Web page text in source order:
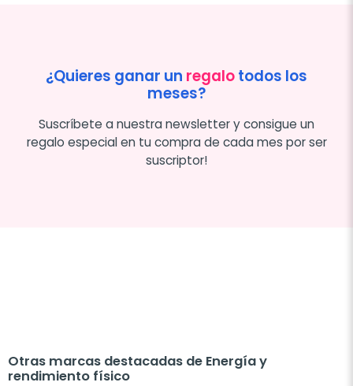
¿Quieres ganar un regalotodos los
meses?
Suscríbete a nuestra newsletter y consigue un
regalo especial en tu compra de cada mes por ser
suscriptor!
Otras marcas destacadas de Energía y
rendimiento físico